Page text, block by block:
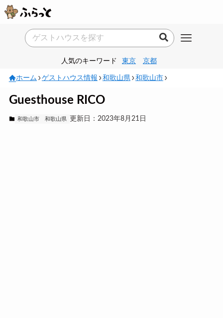
人気のキーワード 東京 京都
ホーム ゲストハウス情報 和歌山県 和歌山市
Guesthouse RICO
和歌山市 和歌山県 更新日：2023年8月21日